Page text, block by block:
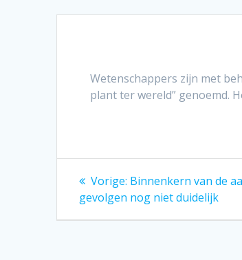
Wetenschappers zijn met
plant ter wereld” genoemd.
Bericht
navigatie
Vorige: Vorig
bericht:
Binnenkern van de
gevolgen nog niet duidelijk